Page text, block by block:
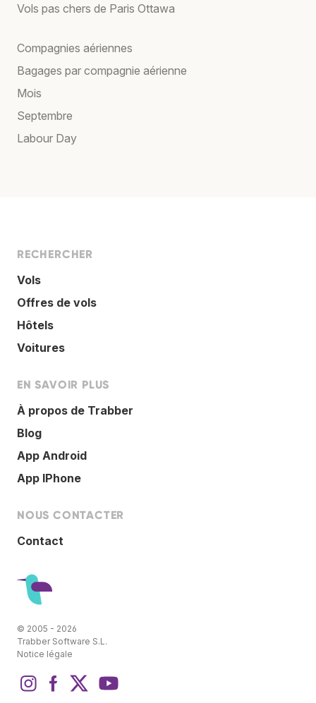
Vols pas chers de Paris Ottawa
Compagnies aériennes
Bagages par compagnie aérienne
Mois
Septembre
Labour Day
RECHERCHER
Vols
Offres de vols
Hôtels
Voitures
EN SAVOIR PLUS
À propos de Trabber
Blog
App Android
App IPhone
NOUS CONTACTER
Contact
© 2005 - 2026
Trabber Software S.L.
Notice légale